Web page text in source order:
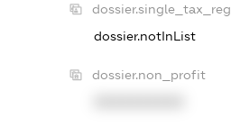
dossier.single_tax_reg
dossier.notInList
dossier.non_profit